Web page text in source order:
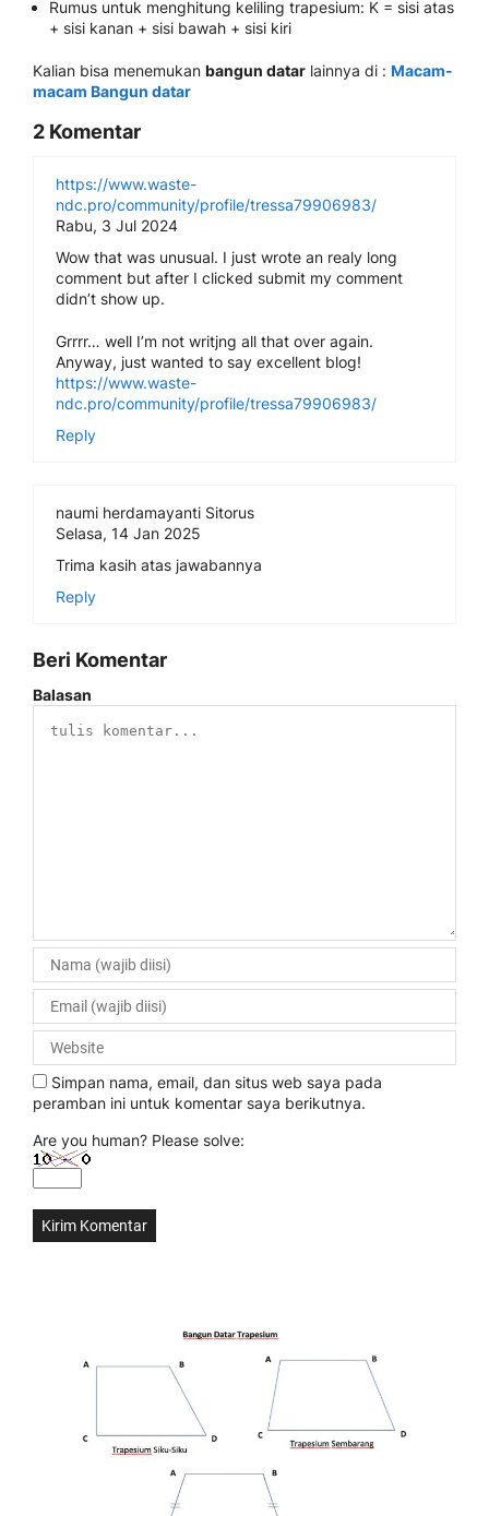
Rumus untuk menghitung keliling trapesium: K = sisi atas
+ sisi kanan + sisi bawah + sisi kiri
Kalian bisa menemukan bangun datar lainnya di : Macam-
macam Bangun datar
2 Komentar
https://www.waste-
ndc.pro/community/profile/tressa79906983/
Rabu, 3 Jul 2024
Wow that was unusual. I just wrote an realy long
comment but after I clicked submit my comment
didn’t show up.
Grrrr… well I’m not writjng all that over again.
Anyway, just wanted to say excellent blog!
https://www.waste-
ndc.pro/community/profile/tressa79906983/
Reply
naumi herdamayanti Sitorus
Selasa, 14 Jan 2025
Trima kasih atas jawabannya
Reply
Beri Komentar
Balasan
Simpan nama, email, dan situs web saya pada
peramban ini untuk komentar saya berikutnya.
Are you human? Please solve: